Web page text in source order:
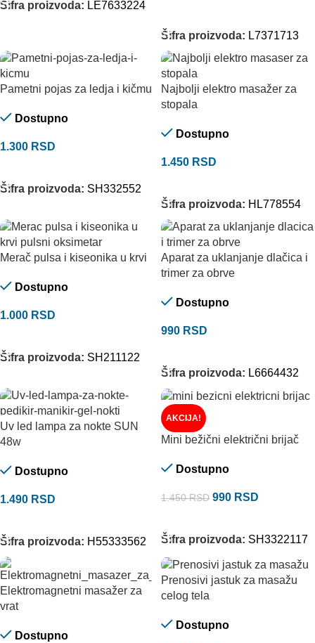
Šifra proizvoda: LE7633224
Šifra proizvoda: L7371713
Pametni pojas za ledja i kičmu
Dostupno
1.300 RSD
Šifra proizvoda: SH332552
Najbolji elektro masažer za
stopala
Dostupno
1.450 RSD
Šifra proizvoda: HL778554
Merač pulsa i kiseonika u krvi
Dostupno
1.000 RSD
Šifra proizvoda: SH211122
Aparat za uklanjanje dlačica i
trimer za obrve
Dostupno
990 RSD
Šifra proizvoda: L6664432
Uv led lampa za nokte SUN
48w
Dostupno
1.490 RSD
Šifra proizvoda: H55333562
AKCIJA!
Mini bežični električni brijač
Dostupno
1.450RSD 990 RSD
Šifra proizvoda: SH3322117
Elektromagnetni masažer za
vrat
Dostupno
Prenosivi jastuk za masažu
celog tela
Dostupno